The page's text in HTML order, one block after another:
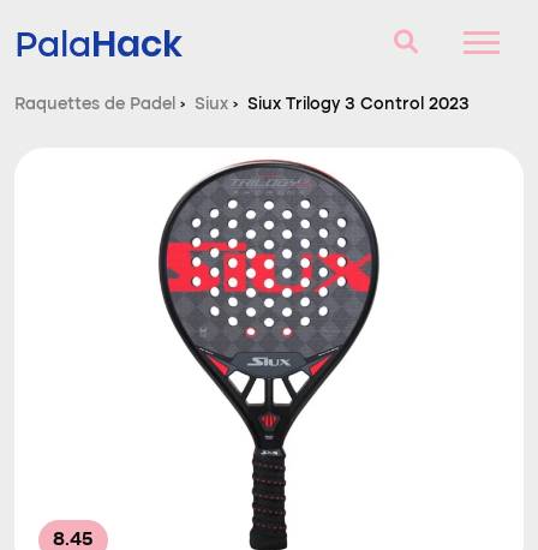
PalaHack
Questions et réponses
Comparateur
Raquettes de Padel › Siux › Siux Trilogy 3 Control 2023
8.45